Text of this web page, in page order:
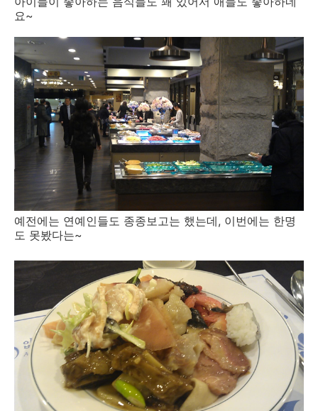
요~
예전에는 연예인들도 종종보고는 했는데, 이번에는 한명
도 못봤다는~